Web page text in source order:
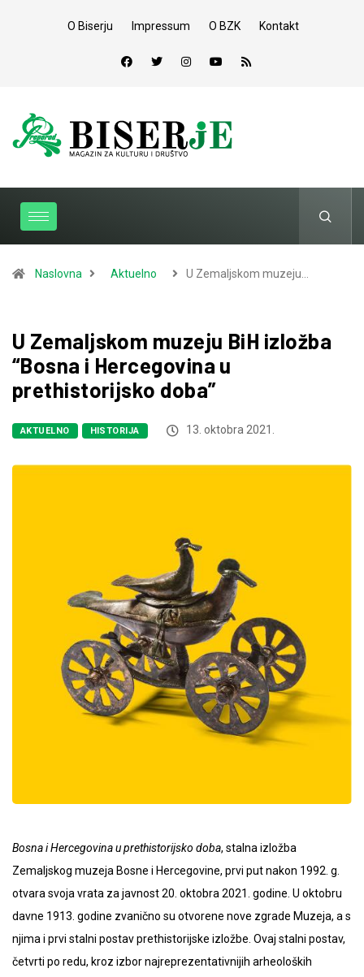
O Biserju Impressum O BZK Kontakt
Naslovna Aktuelno U Zemaljskom muzeju…
U Zemaljskom muzeju BiH izložba
“Bosna i Hercegovina u
prethistorijsko doba”
AKTUELNO HISTORIJA 13. oktobra 2021.
Bosna i Hercegovina u prethistorijsko doba, stalna izložba
Zemaljskog muzeja Bosne i Hercegovine, prvi put nakon 1992. g.
otvara svoja vrata za javnost 20. oktobra 2021. godine. U oktobru
davne 1913. godine zvanično su otvorene nove zgrade Muzeja, a s
njima i prvi stalni postav prethistorijske izložbe. Ovaj stalni postav,
četvrti po redu, kroz izbor najreprezentativnijih arheoloških